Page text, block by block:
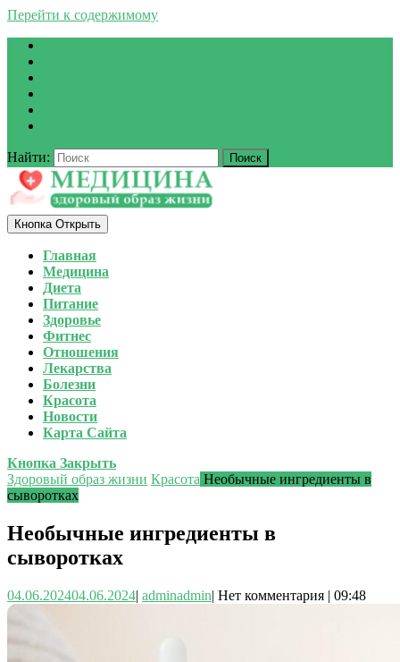
Перейти к содержимому
Найти:
Кнопка Открыть
Главная
Медицина
Диета
Питание
Здоровье
Фитнес
Отношения
Лекарства
Болезни
Красота
Новости
Карта Сайта
Кнопка Закрыть
Здоровый образ жизни Красота Необычные ингредиенты в
сыворотках
Необычные ингредиенты в
сыворотках
04.06.202404.06.2024| adminadmin| Нет комментария | 09:48